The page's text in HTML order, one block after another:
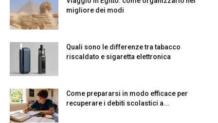
migliore dei modi
Quali sono le differenze tra tabacco
riscaldato e sigaretta elettronica
Come prepararsi in modo efficace per
recuperare i debiti scolastici a...